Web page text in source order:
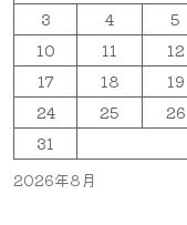
2026年8月
3
4 5
10
11 12
17
18 19
24
25 26
31